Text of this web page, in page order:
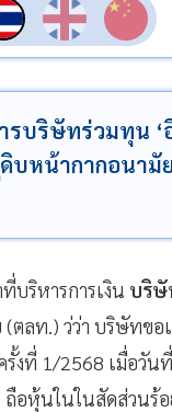
รบริษัทร่วมทุน ‘
หน้ากากอนามั
บริหารการเงิน บริ
ตลท.) ว่ว่า บริษัทข
รั้งที่ 1/2568 เมื่อวั
อหุ้นในในสัดส่วนร้